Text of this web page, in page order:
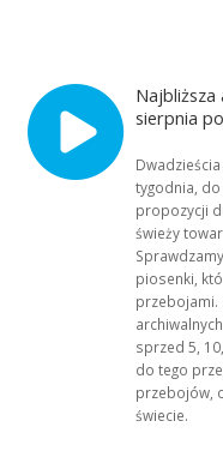
Najbliższa
sierpnia
tygodnia, do
propozycji
świeży
piosenki,
przebojami.
sprzed 5,
do tego
przebojów,
świecie.